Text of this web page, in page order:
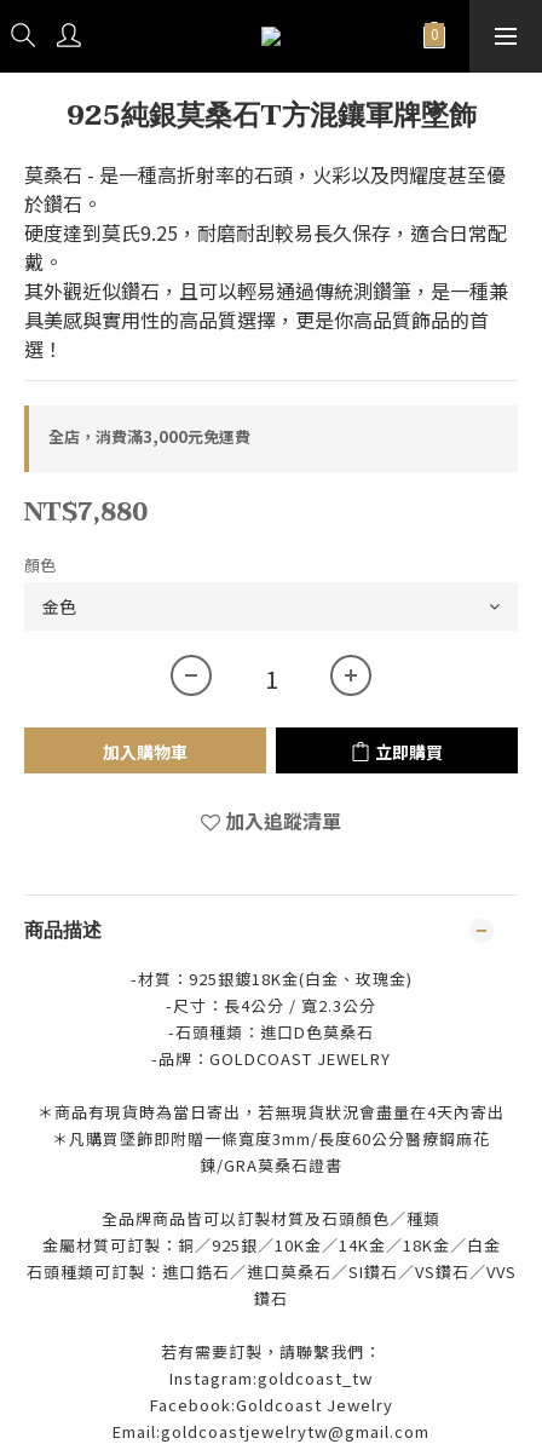
925純銀莫桑石T方混鑲軍牌墜飾
莫桑石 - 是一種高折射率的石頭，火彩以及閃耀度甚至優
於鑽石。
硬度達到莫氏9.25，耐磨耐刮較易長久保存，適合日常配
戴。
其外觀近似鑽石，且可以輕易通過傳統測鑽筆，是一種兼
具美感與實用性的高品質選擇，更是你高品質飾品的首
選！
全店，消費滿3,000元免運費
NT$7,880
顏色
加入購物車 立即購買
加入追蹤清單
商品描述
-材質：925銀鍍18K金(白金、玫瑰金)
-尺寸：長4公分 / 寬2.3公分
-石頭種類：進口D色莫桑石
-品牌： GOLDCOAST JEWELRY
＊商品有現貨時為當日寄出，若無現貨狀況會盡量在4天內寄出
＊凡購買墜飾即附贈一條寬度3mm/長度60公分醫療鋼麻花
鍊/GRA莫桑石證書
全品牌商品皆可以訂製材質及石頭顏色／種類
金屬材質可訂製：銅／925銀／10K金／14K金／18K金／白金
石頭種類可訂製：進口鋯石／進口莫桑石／SI鑽石／VS鑽石／VVS
鑽石
若有需要訂製，請聯繫我們：
Instagram:goldcoast_tw
Facebook:Goldcoast Jewelry
Email:goldcoastjewelrytw@gmail.com